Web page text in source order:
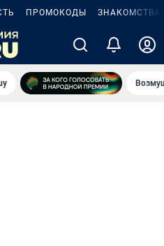
ПРОМОКОДЫ ЗНАКОМСТВА